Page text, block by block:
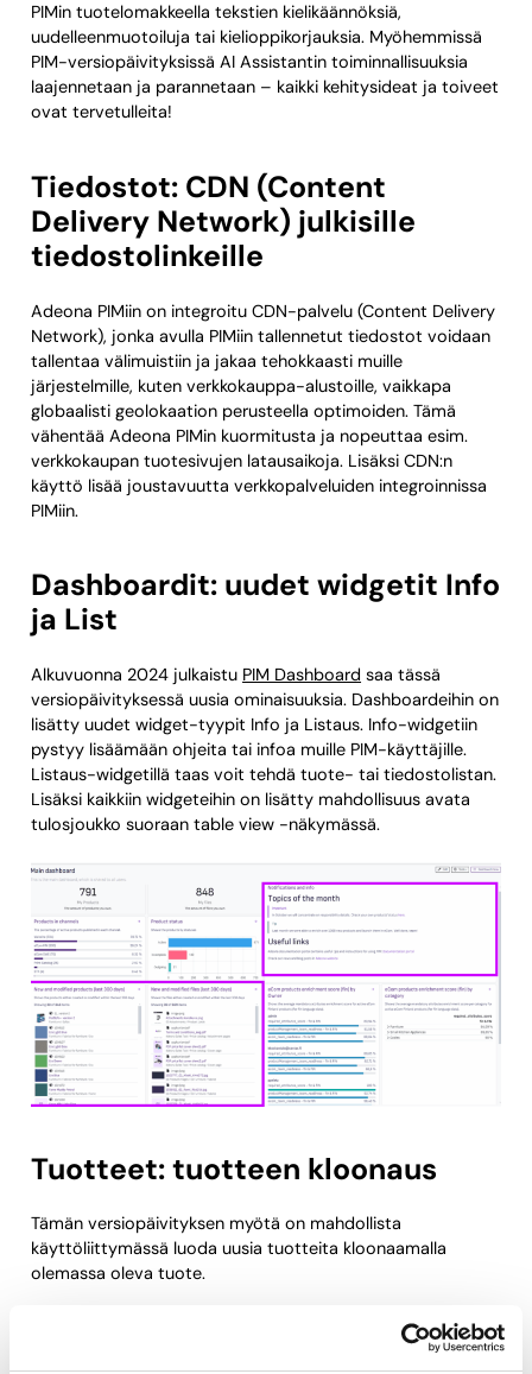
PIMin tuotelomakkeella tekstien kielikäännöksiä,
uudelleenmuotoiluja tai kielioppikorjauksia. Myöhemmissä
PIM-versiopäivityksissä AI Assistantin toiminnallisuuksia
laajennetaan ja parannetaan – kaikki kehitysideat ja toiveet
ovat tervetulleita!
Tiedostot: CDN (Content
Delivery Network) julkisille
tiedostolinkeille
Adeona PIMiin on integroitu CDN-palvelu (Content Delivery
Network), jonka avulla PIMiin tallennetut tiedostot voidaan
tallentaa välimuistiin ja jakaa tehokkaasti muille
järjestelmille, kuten verkkokauppa-alustoille, vaikkapa
globaalisti geolokaation perusteella optimoiden. Tämä
vähentää Adeona PIMin kuormitusta ja nopeuttaa esim.
verkkokaupan tuotesivujen latausaikoja. Lisäksi CDN:n
käyttö lisää joustavuutta verkkopalveluiden integroinnissa
PIMiin.
Dashboardit: uudet widgetit Info
ja List
Alkuvuonna 2024 julkaistu PIM Dashboard saa tässä
versiopäivityksessä uusia ominaisuuksia. Dashboardeihin on
lisätty uudet widget-tyypit Info ja Listaus. Info-widgetiin
pystyy lisäämään ohjeita tai infoa muille PIM-käyttäjille.
Listaus-widgetillä taas voit tehdä tuote- tai tiedostolistan.
Lisäksi kaikkiin widgeteihin on lisätty mahdollisuus avata
tulosjoukko suoraan table view -näkymässä.
Tuotteet: tuotteen kloonaus
Tämän versiopäivityksen myötä on mahdollista
käyttöliittymässä luoda uusia tuotteita kloonaamalla
olemassa oleva tuote.